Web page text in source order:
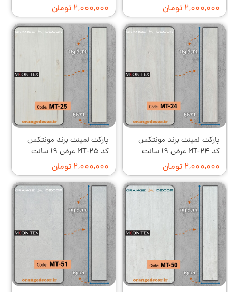
۲,۰۰۰,۰۰۰ تومان ۲,۰۰۰,۰۰۰ تومان
پارکت لمینت برند مونتکس
کد MT-۲۴ عرض ۱۹ سانت
۲,۰۰۰,۰۰۰ تومان
پارکت لمینت برند مونتکس
کد MT-۲۵ عرض ۱۹ سانت
۲,۰۰۰,۰۰۰ تومان